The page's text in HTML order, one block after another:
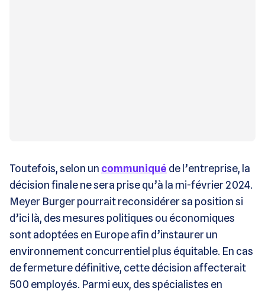
Toutefois, selon un communiqué de l’entreprise, la
décision finale ne sera prise qu’à la mi-février 2024.
Meyer Burger pourrait reconsidérer sa position si
d’ici là, des mesures politiques ou économiques
sont adoptées en Europe afin d’instaurer un
environnement concurrentiel plus équitable. En cas
de fermeture définitive, cette décision affecterait
500 employés. Parmi eux, des spécialistes en